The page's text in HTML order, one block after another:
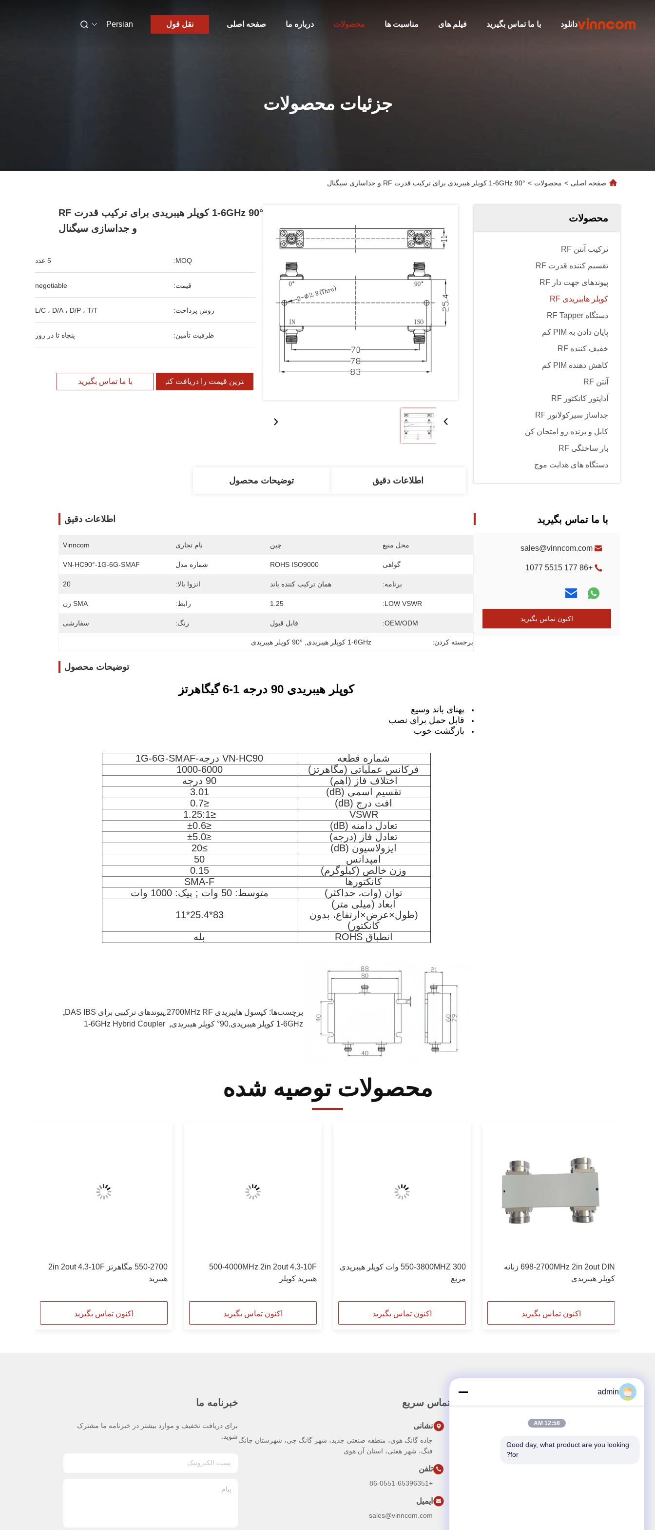
صفحه اصلی درباره ما محصولات مناسبت ها فیلم های با ما تماس بگیرید دانلود نقل قول Persian
جزئیات محصولات
صفحه اصلی > محصولات > 1-6GHz 90° کوپلر هیبریدی برای ترکیب قدرت RF و جداسازی سیگنال
محصولات
ترکیب آنتن RF
تقسیم کننده قدرت RF
پیوندهای جهت دار RF
کوپلر هایبریدی RF
دستگاه RF Tapper
پایان دادن به PIM کم
خفیف کننده RF
کاهش دهنده PIM کم
آنتن RF
آداپتور کانکتور RF
جداساز سیرکولاتور RF
کابل و پرنده رو امتحان کن
بار ساختگی RF
دستگاه های هدایت موج
با ما تماس بگیرید
sales@vinncom.com
+86 177 5515 1077
اکنون تماس بگیرید
1-6GHz 90° کوپلر هیبریدی برای ترکیب قدرت RF
و جداسازی سیگنال
MOQ: 5 عدد
قیمت: negotiable
روش پرداخت: L/C ، D/A ، D/P ، T/T
ظرفیت تأمین: پنجاه تا در روز
بهترین قیمت را دریافت کنید با ما تماس بگیرید
اطلاعات دقیق توضیحات محصول
اطلاعات دقیق
محل منبع چین نام تجاری Vinncom
گواهی ROHS ISO9000 شماره مدل VN-HC90°-1G-6G-SMAF
برنامه: همان ترکیب کننده باند انزوا بالا: 20
LOW VSWR:
1.25 رابط: SMA زن
OEM/ODM: قابل قبول رنگ: سفارشی
برجسته کردن: 1-6GHz کوپلر هیبریدی 90° کوپلر هیبریدی
توضیحات محصول
کوپلر هیبریدی 90 درجه 1-6 گیگاهرتز
پهنای باند وسیع
قابل حمل برای نصب
بازگشت خوب
شماره قطعه
VN-HC90 درجه-1G-6G-SMAF
فرکانس عملیاتی (مگاهرتز)
1000-6000
اختلاف فاز (اهم)
90 درجه
تقسیم اسمی (dB)
3.01
افت درج (dB)
≤0.7
VSWR
≤1.25:1
تعادل دامنه (dB)
≤±0.6
تعادل فاز (درجه)
≤±5.0
ایزولاسیون (dB)
≥20
امپدانس
50
وزن خالص (کیلوگرم)
0.15
کانکتورها
SMA-F
توان (وات، حداکثر)
متوسط: 50 وات ; پیک: 1000 وات
ابعاد (میلی متر)
(طول×عرض×ارتفاع، بدون
کانکتور)
83*25.4*11
انطباق ROHS بله
برچسب‌ها: کپسول هایبریدی 2700MHz RF,پیوندهای ترکیبی برای DAS IBS
,
1-6GHz کوپلر هیبریدی,90° کوپلر هیبریدی
,
1-6GHz Hybrid Coupler
محصولات توصیه شده
698-2700MHz 2in 2out DIN زنانه
کوپلر هیبریدی
اکنون تماس بگیرید
550-3800MHZ 300 وات کوپلر هیبریدی
مربع
اکنون تماس بگیرید
500-4000MHz 2in 2out 4.3-10F
هيبريد کوپلر
اکنون تماس بگیرید
550-2700 مگاهرتز 2in 2out 4.3-10F
هيبريد
اکنون تماس بگیرید
صفحه اصلی
محصولات
تماس سریع
نشانی
جاده گانگ هوی، منطقه صنعتی جدید، شهر گانگ جی، شهرستان چانگ
فنگ، شهر هفئی، استان آن هوی
تلفن
+86-0551-65396351
ایمیل
sales@vinncom.com
خبرنامه ما
برای دریافت تخفیف و موارد بیشتر در خبرنامه ما مشترک
شوید.
admin
12:58 AM
Good day, what product are you looking
for?